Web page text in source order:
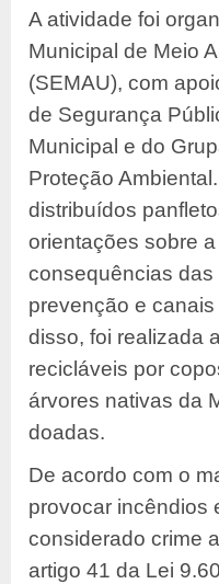
A atividade foi
Municipal de Meio
(SEMAU), com
de Segurança
Municipal e do
Proteção
distribuídos
orientações sobre
consequências
prevenção e
disso, foi realizada
recicláveis por
árvores nativas da
doadas.
De acordo com o
provocar incêndios
considerado crime
artigo 41 da Lei